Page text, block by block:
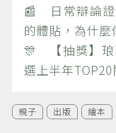
📰 日常辯論證
的體貼，為什麼
🎊 【抽獎】琅
選上半年
親子 出版 繪本